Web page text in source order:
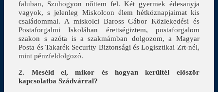
faluban, Szuhogyon nőttem fel. Két gyermek édesanyja
vagyok, s jelenleg Miskolcon élem hétköznapjaimat kis
családommal. A miskolci Baross Gábor Közlekedési és
Postaforgalmi Iskolában érettségiztem, postaforgalom
szakon s azóta is a szakmámban dolgozom, a Magyar
Posta és Takarék Security Biztonsági és Logisztikai Zrt-nél,
mint pénzfeldolgozó.
2. Meséld el, mikor és hogyan kerültél először
kapcsolatba Szádvárral?